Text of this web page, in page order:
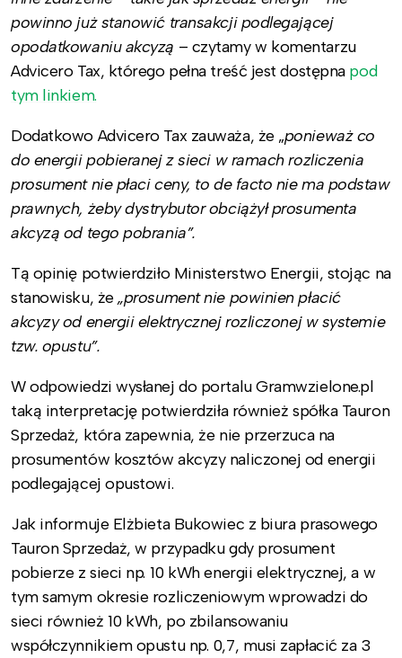
powinno już stanowić transakcji podlegającej
opodatkowaniu akcyzą – czytamy w komentarzu
Advicero Tax, którego pełna treść jest dostępna pod
tym linkiem.
Dodatkowo Advicero Tax zauważa, że „ponieważ co
do energii pobieranej z sieci w ramach rozliczenia
prosument nie płaci ceny, to de facto nie ma podstaw
prawnych, żeby dystrybutor obciążył prosumenta
akcyzą od tego pobrania”.
Tą opinię potwierdziło Ministerstwo Energii, stojąc na
stanowisku, że„prosument nie powinien płacić
akcyzy od energii elektrycznej rozliczonej w systemie
tzw. opustu”.
W odpowiedzi wysłanej do portalu Gramwzielone.pl
taką interpretację potwierdziła również spółka Tauron
Sprzedaż, która zapewnia, że nie przerzuca na
prosumentów kosztów akcyzy naliczonej od energii
podlegającej opustowi.
Jak informuje Elżbieta Bukowiec z biura prasowego
Tauron Sprzedaż, w przypadku gdy prosument
pobierze z sieci np. 10 kWh energii elektrycznej, a w
tym samym okresie rozliczeniowym wprowadzi do
sieci również 10 kWh, po zbilansowaniu
współczynnikiem opustu np. 0,7, musi zapłacić za 3